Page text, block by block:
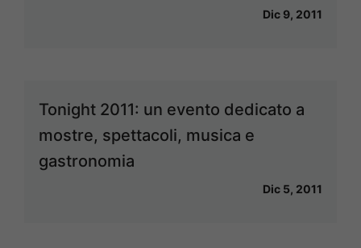
Dic 9, 2011
Tonight 2011: un evento dedicato a
mostre, spettacoli, musica e
gastronomia
Dic 5, 2011